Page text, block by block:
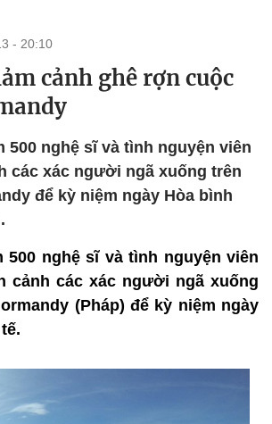
- 20:10
cảnh ghê rợn cuộc
500 nghệ sĩ và tình nguyện viên
các xác người ngã xuống trên
để kỳ niệm ngày Hòa bình
500 nghệ sĩ và tình nguyện viên
cảnh các xác người ngã xuống
(Pháp) để kỳ niệm ngày